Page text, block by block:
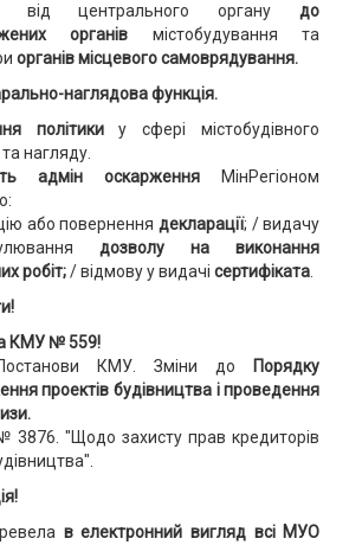
від центрального органудо
органів містобудування та
органів місцевого самоврядування.
наглядова функція.
політикиу сфері містобудівного
нагляду.
адмін оскарження МінРегіоном
або поверненнядекларації; / видачу
дозволу на виконання
робіт;/відмову у видачі сертифіката.
КМУ № 559!
КМУ. Зміни до
Порядку
проектів будівництва і проведення
"Щодо захисту прав кредиторів
в електронний вигляд всі МУО